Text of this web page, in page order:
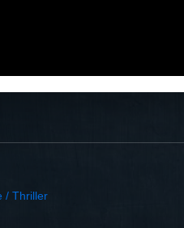
/ Thriller